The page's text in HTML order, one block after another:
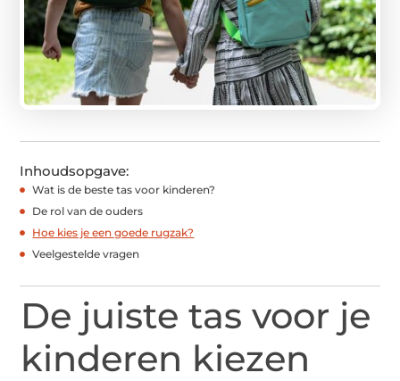
Inhoudsopgave:
Wat is de beste tas voor kinderen?
De rol van de ouders
Hoe kies je een goede rugzak?
Veelgestelde vragen
De juiste tas voor je
kinderen kiezen